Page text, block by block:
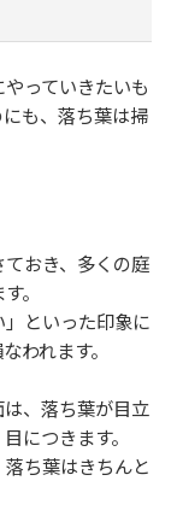
っていきたいも
も、落ち葉は掃
おき、多くの庭
。
」といった印象に
われます。
、落ち葉が目立
につきます。
ち葉はきちんと